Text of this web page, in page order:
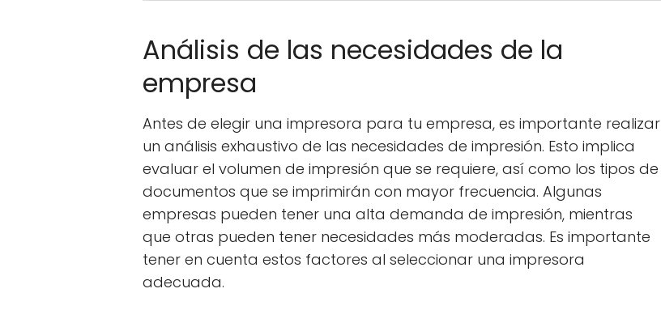
Análisis de las necesidades de la
empresa
Antes de elegir una impresora para tu empresa, es importante realizar
un análisis exhaustivo de las necesidades de impresión. Esto implica
evaluar el volumen de impresión que se requiere, así como los tipos de
documentos que se imprimirán con mayor frecuencia. Algunas
empresas pueden tener una alta demanda de impresión, mientras
que otras pueden tener necesidades más moderadas. Es importante
tener en cuenta estos factores al seleccionar una impresora
adecuada.